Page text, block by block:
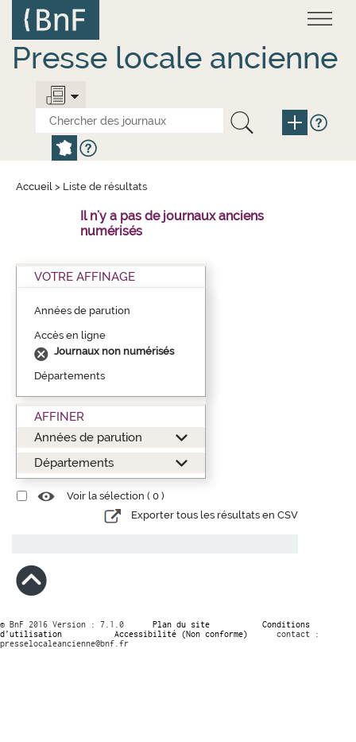
contenu
principal
Presse locale ancienne
Accueil > Liste de résultats
Il n'y a pas de journaux anciens
numérisés
VOTRE AFFINAGE
Années de parution
Accès en ligne
Journaux non numérisés
Départements
AFFINER
Années de parution
Départements
Voir la sélection ( 0 )
Exporter tous les résultats en CSV
© BnF 2016 Version : 7.1.0 Plan du site
Conditions
d’utilisation
Accessibilité (Non conforme)
contact :
presselocaleancienne@bnf.fr
Panneau de gestion des cookies